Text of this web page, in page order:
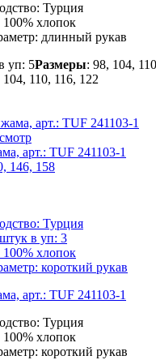
Турция
100% хлопок
длинный рукав
уп: 5Размеры: 98, 104,
104, 110, 116, 122
арт.: TUF 241103-1
146, 158
Турция
в уп: 3
100% хлопок
короткий рукав
арт.: TUF 241103-1
Турция
100% хлопок
короткий рукав